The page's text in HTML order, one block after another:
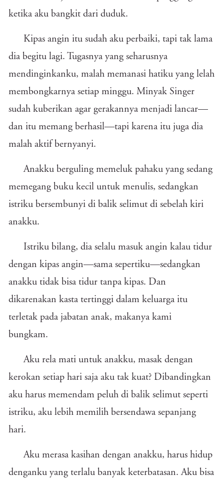
ketika aku bangkit dari duduk.
Kipas angin itu sudah aku perbaiki, tapi tak lama
dia begitu lagi. Tugasnya yang seharusnya
mendinginkanku, malah memanasi hatiku yang lelah
membongkarnya setiap minggu. Minyak Singer
sudah kuberikan agar gerakannya menjadi lancar—
dan itu memang berhasil—tapi karena itu juga dia
malah aktif bernyanyi.
Anakku berguling memeluk pahaku yang sedang
memegang buku kecil untuk menulis, sedangkan
istriku bersembunyi di balik selimut di sebelah kiri
anakku.
Istriku bilang, dia selalu masuk angin kalau tidur
dengan kipas angin—sama sepertiku—sedangkan
anakku tidak bisa tidur tanpa kipas. Dan
dikarenakan kasta tertinggi dalam keluarga itu
terletak pada jabatan anak, makanya kami
bungkam.
Aku rela mati untuk anakku, masak dengan
kerokan setiap hari saja aku tak kuat? Dibandingkan
aku harus memendam peluh di balik selimut seperti
istriku, aku lebih memilih bersendawa sepanjang
hari.
Aku merasa kasihan dengan anakku, harus hidup
denganku yang terlalu banyak keterbatasan. Aku bisa